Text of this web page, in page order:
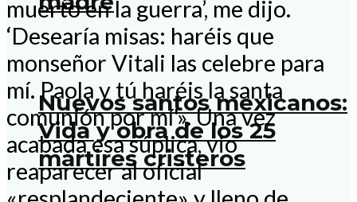
Nuevos santos mexicanos:
Vida y obra de los 25
mártires cristeros
muerto en la guerra’, me dijo.
‘Desearía misas: haréis que
monseñor Vitali las celebre para
mí. Paola y tú haréis la santa
comunión por mí'». Una vez
acabada esa súplica, vio
reaparecer al oficial